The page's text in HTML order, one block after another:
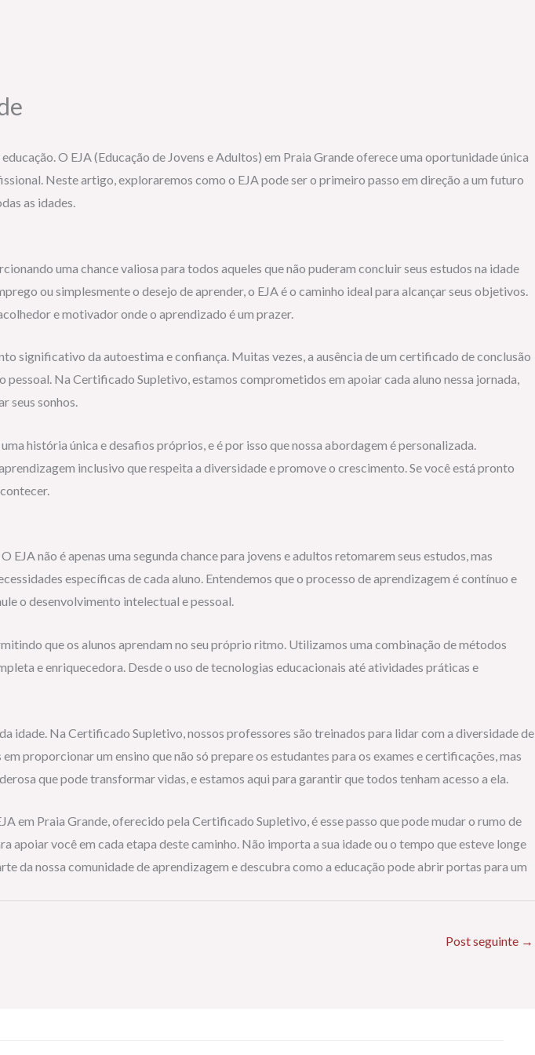
O EJA (Educação de Jovens e Adultos) em Praia Grande oferece uma oportunidade única
Neste artigo, exploraremos como o EJA pode ser o primeiro passo em direção a um futuro
as idades.
uma chance valiosa para todos aqueles que não puderam concluir seus estudos na idade
ou simplesmente o desejo de aprender, o EJA é o caminho ideal para alcançar seus objetivos.
e motivador onde o aprendizado é um prazer.
significativo da autoestima e confiança. Muitas vezes, a ausência de um certificado de conclusão
Na Certificado Supletivo, estamos comprometidos em apoiar cada aluno nessa jornada,
seus sonhos.
história única e desafios próprios, e é por isso que nossa abordagem é personalizada.
inclusivo que respeita a diversidade e promove o crescimento. Se você está pronto
não é apenas uma segunda chance para jovens e adultos retomarem seus estudos, mas
específicas de cada aluno. Entendemos que o processo de aprendizagem é contínuo e
o desenvolvimento intelectual e pessoal.
que os alunos aprendam no seu próprio ritmo. Utilizamos uma combinação de métodos
e enriquecedora. Desde o uso de tecnologias educacionais até atividades práticas e
idade. Na Certificado Supletivo, nossos professores são treinados para lidar com a diversidade de
proporcionar um ensino que não só prepare os estudantes para os exames e certificações, mas
que pode transformar vidas, e estamos aqui para garantir que todos tenham acesso a ela.
em Praia Grande, oferecido pela Certificado Supletivo, é esse passo que pode mudar o rumo de
você em cada etapa deste caminho. Não importa a sua idade ou o tempo que esteve longe
da nossa comunidade de aprendizagem e descubra como a educação pode abrir portas para um
Post seguinte →